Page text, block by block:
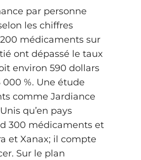
par personne
les chiffres
médicaments sur
ont dépassé le taux
environ 590 dollars
%. Une étude
comme Jardiance
qu’en pays
300 médicaments et
et Xanax; il compte
Sur le plan